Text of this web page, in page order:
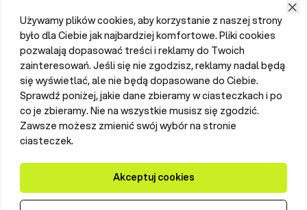
Używamy plików cookies, aby korzystanie z naszej strony
było dla Ciebie jak najbardziej komfortowe. Pliki cookies
pozwalają dopasować treści i reklamy do Twoich
zainteresowań. Jeśli się nie zgodzisz, reklamy nadal będą
się wyświetlać, ale nie będą dopasowane do Ciebie.
Sprawdź poniżej, jakie dane zbieramy w ciasteczkach i po
co je zbieramy. Nie na wszystkie musisz się zgodzić.
Zawsze możesz zmienić swój wybór na stronie
ciasteczek.
Akceptuj cookies